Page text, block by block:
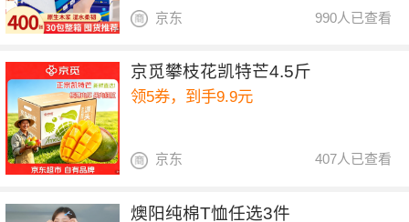
990人已查看
京东
京觅攀枝花凯特芒4.5斤
领5券，到手9.9元
407人已查看
京东
燠阳纯棉T恤任选3件